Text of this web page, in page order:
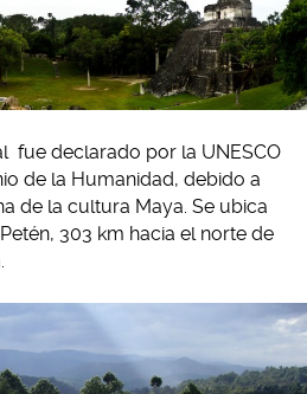
fue declarado por la UNESCO
de la Humanidad, debido a
de la cultura Maya. Se ubica
303 km hacia el norte de